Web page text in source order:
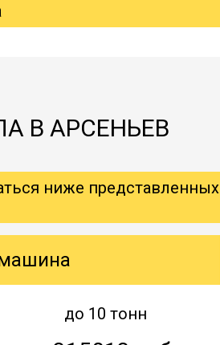
В АРСЕНЬЕВ
ниже представленных
до 10 тонн